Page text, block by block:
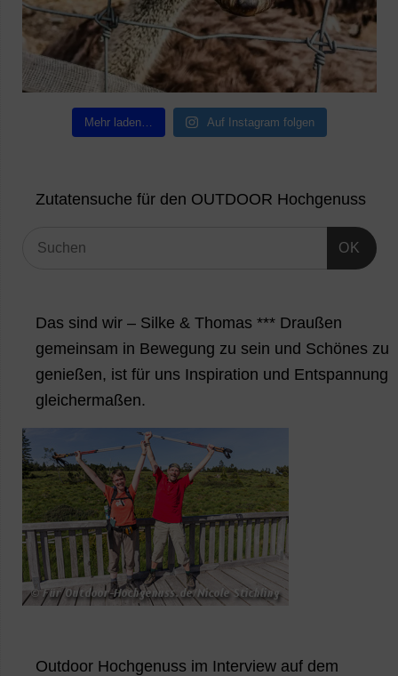
Mehr laden… Auf Instagram folgen
Zutatensuche für den OUTDOOR Hochgenuss
OK
Das sind wir – Silke & Thomas *** Draußen
gemeinsam in Bewegung zu sein und Schönes zu
genießen, ist für uns Inspiration und Entspannung
gleichermaßen.
Outdoor Hochgenuss im Interview auf dem